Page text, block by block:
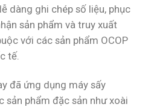
dàng ghi chép số liệu, phục
sản phẩm và truy xuất
với các sản phẩm OCOP
tế.
đã ứng dụng máy sấy
sản phẩm đặc sản như xoài